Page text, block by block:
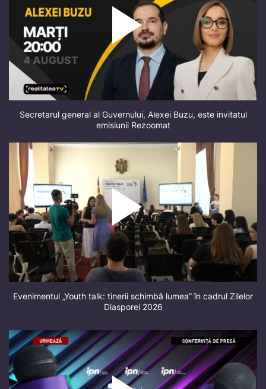
Secretarul general al Guvernului, Alexei Buzu, este invitatul
emisiunii Rezoomat
Evenimentul „Youth talk: tinerii schimbă lumea” în cadrul Zilelor
Diasporei 2026